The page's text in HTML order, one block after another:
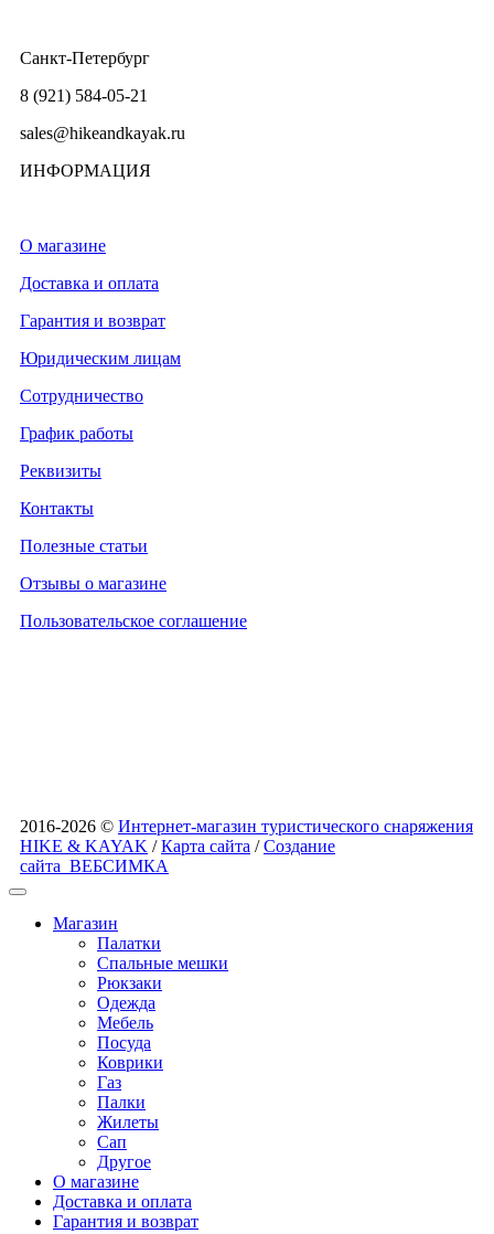
Санкт-Петербург
8 (921) 584-05-21
sales@hikeandkayak.ru
ИНФОРМАЦИЯ
О магазине
Доставка и оплата
Гарантия и возврат
Юридическим лицам
Сотрудничество
График работы
Реквизиты
Контакты
Полезные статьи
Отзывы о магазине
Пользовательское соглашение
2016-2026 © Интернет-магазин туристического снаряжения
HIKE & KAYAK /Карта сайта /Создание
сайта ВЕБСИМКА
Магазин
Палатки
Спальные мешки
Рюкзаки
Одежда
Мебель
Посуда
Коврики
Газ
Палки
Жилеты
Сап
Другое
О магазине
Доставка и оплата
Гарантия и возврат